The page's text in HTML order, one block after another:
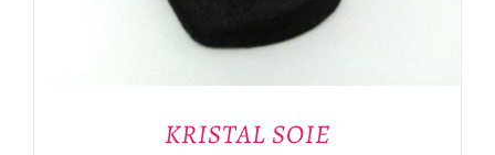
KRISTAL SOIE